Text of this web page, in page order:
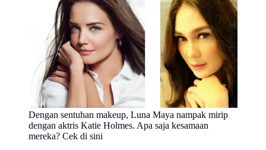
Dengan sentuhan makeup, Luna Maya nampak mirip
dengan aktris Katie Holmes. Apa saja kesamaan
mereka? Cek di sini